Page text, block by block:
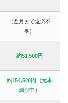
（翌月まで返済不
要）
約51,500円
約154,500円（元本
減少中）